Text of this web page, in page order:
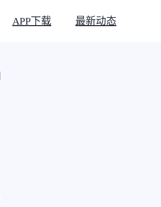
APP下载 最新动态